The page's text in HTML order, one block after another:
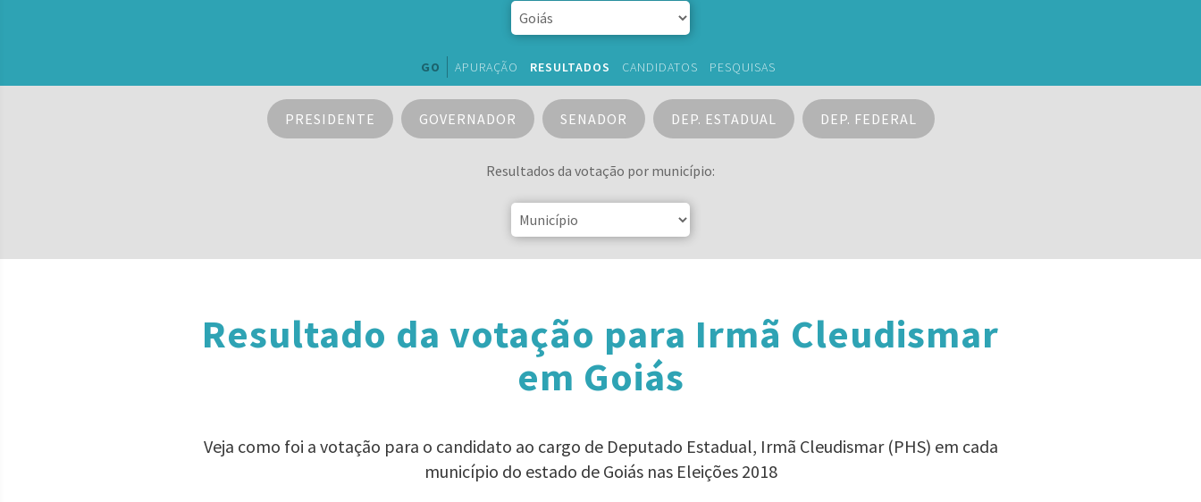
GO APURAÇÃO RESULTADOS CANDIDATOS PESQUISAS
PRESIDENTE GOVERNADOR SENADOR DEP. ESTADUAL DEP. FEDERAL
Resultados da votação por município:
Resultado da votação para Irmã Cleudismar
em Goiás
Veja como foi a votação para o candidato ao cargo de Deputado Estadual, Irmã Cleudismar (PHS) em cada
município do estado de Goiás nas Eleições 2018